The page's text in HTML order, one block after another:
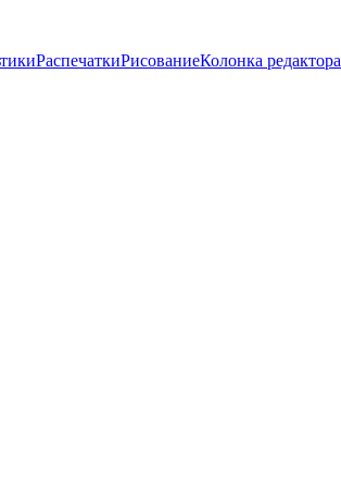
РаспечаткиРисованиеКолонка редактора